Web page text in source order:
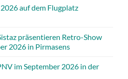
auf dem Flugplatz
präsentieren Retro-Show
2026 in Pirmasens
im September 2026 in der